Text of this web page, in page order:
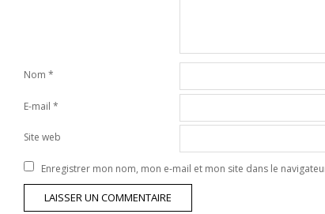
Nom *
E-mail *
Site web
Enregistrer mon nom, mon e-mail et mon site dans le